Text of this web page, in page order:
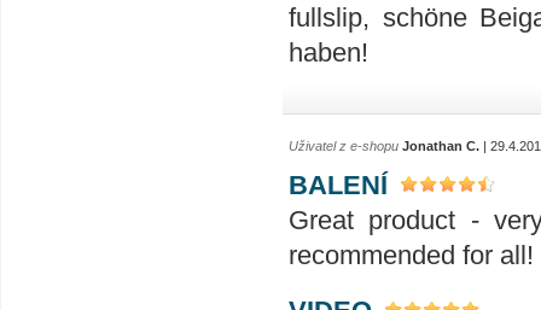
fullslip, schöne
haben!
Uživatel z e-shopu Jonathan C. |
BALENÍ
Great product -
recommended for